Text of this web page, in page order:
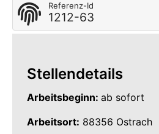
Referenz-Id
1212-63
Stellendetails
Arbeitsbeginn: ab sofort
Arbeitsort: 88356 Ostrach